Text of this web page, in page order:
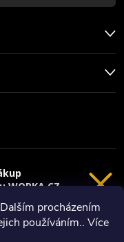
procházením
používáním.. Více
je Vaše.